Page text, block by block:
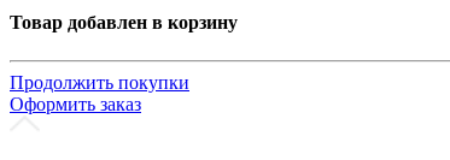
Товар добавлен в корзину
Продолжить покупки
Оформить заказ